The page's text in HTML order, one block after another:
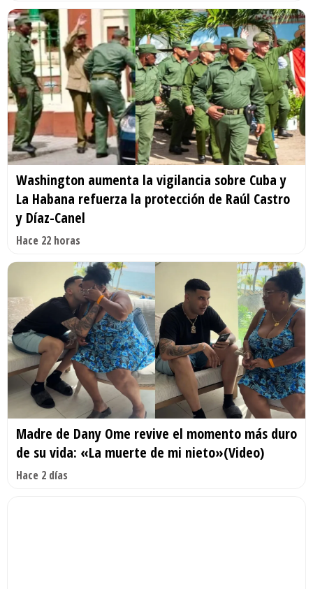
Washington aumenta la vigilancia sobre Cuba y
La Habana refuerza la protección de Raúl Castro
y Díaz-Canel
Hace 22 horas
Madre de Dany Ome revive el momento más duro
de su vida: «La muerte de mi nieto»(Video)
Hace 2 días